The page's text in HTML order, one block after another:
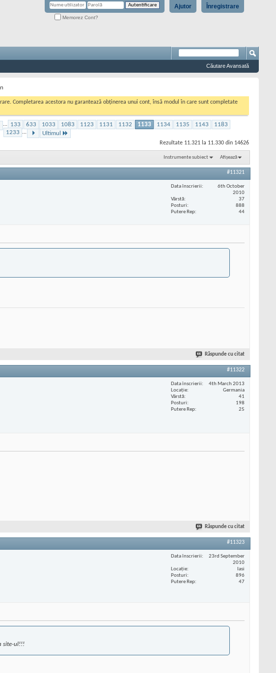
Înregistrare
Ajutor
Memorez Cont?
Căutare Avansată
Completarea acestora nu garantează obținerea unui cont, însă modul în care sunt completate
... 133 633 1033 1083 1123 1131 1132 1133 1134 1135 1143
1183
1233 ... Ultimul
Rezultate 11.321 la 11.330 din 14626
Instrumente subiect Afișează
#11321
Data înscrierii
6th October
2010
Vârstă
37
Posturi
888
Putere Rep
44
Răspunde cu citat
#11322
Data înscrierii
4th March 2013
Locaţie
Germania
Vârstă
41
Posturi
198
Putere Rep
25
Răspunde cu citat
#11323
Data înscrierii
23rd September
2010
Locaţie
Iasi
Posturi
896
Putere Rep
47
site-ul!!!